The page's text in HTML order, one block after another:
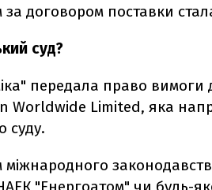
договором поставки
суд?
передала право
Worldwide Limited, яка
суду.